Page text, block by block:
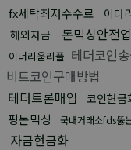
fx세탁최저수수료
이더
해외자금
돈믹싱안전
이더리움리플 테더코인
비트코인구매방법
테더트론매입
코인현금
핑돈믹싱 국내거래소fds뚫
자금현금화